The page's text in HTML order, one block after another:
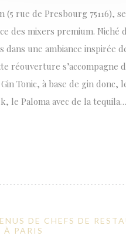
(5 rue de Presbourg 75116),
des mixers premium. Niché
une ambiance inspirée
réouverture s’accompagne
Tonic, à base de gin donc,
le Paloma avec de la tequila…
DE CHEFS DE
À PARIS